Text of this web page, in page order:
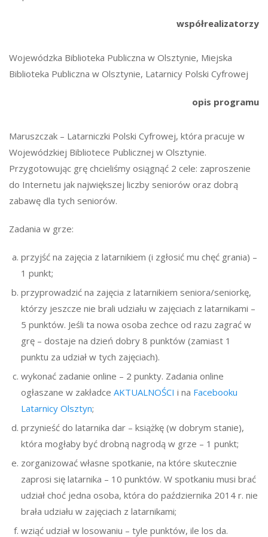
współrealizatorzy
Wojewódzka Biblioteka Publiczna w Olsztynie, Miejska
Biblioteka Publiczna w Olsztynie, Latarnicy Polski Cyfrowej
opis programu
Maruszczak – Latarniczki Polski Cyfrowej, która pracuje w
Wojewódzkiej Bibliotece Publicznej w Olsztynie.
Przygotowując grę chcieliśmy osiągnąć 2 cele: zaproszenie
do Internetu jak największej liczby seniorów oraz dobrą
zabawę dla tych seniorów.
Zadania w grze:
przyjść na zajęcia z latarnikiem (i zgłosić mu chęć grania) –
1 punkt;
przyprowadzić na zajęcia z latarnikiem seniora/seniorkę,
którzy jeszcze nie brali udziału w zajęciach z latarnikami –
5 punktów. Jeśli ta nowa osoba zechce od razu zagrać w
grę – dostaje na dzień dobry 8 punktów (zamiast 1
punktu za udział w tych zajęciach).
wykonać zadanie online – 2 punkty. Zadania online
ogłaszane w zakładce AKTUALNOŚCI i na Facebooku
Latarnicy Olsztyn;
przynieść do latarnika dar – książkę (w dobrym stanie),
która mogłaby być drobną nagrodą w grze – 1 punkt;
zorganizować własne spotkanie, na które skutecznie
zaprosi się latarnika – 10 punktów. W spotkaniu musi brać
udział choć jedna osoba, która do października 2014 r. nie
brała udziału w zajęciach z latarnikami;
wziąć udział w losowaniu – tyle punktów, ile los da.